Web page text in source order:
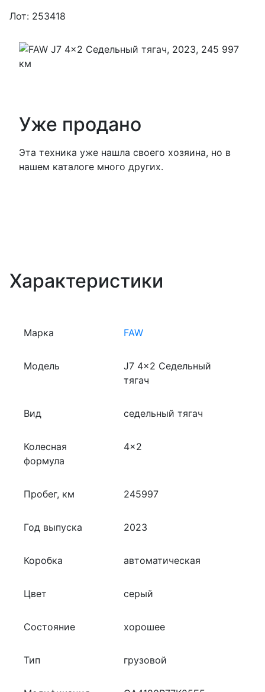
Лот: 253418
Уже продано
Эта техника уже нашла своего хозяина, но в
нашем каталоге много других.
Характеристики
Марка FAW
Модель
J7 4x2 Седельный
тягач
Вид седельный тягач
Колесная
формула
4x2
Пробег, км 245997
Год выпуска 2023
Коробка автоматическая
Цвет серый
Состояние хорошее
Тип грузовой